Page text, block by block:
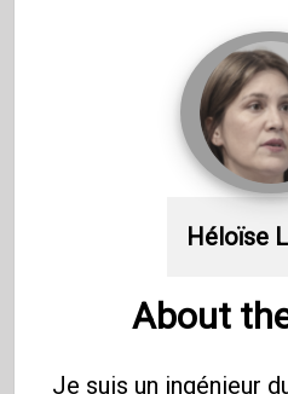
Héloïse
About
Je suis un ingénieur